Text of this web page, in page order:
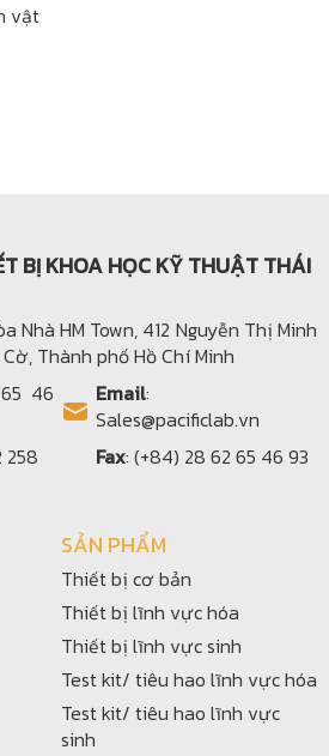
vật
BỊ KHOA HỌC KỸ THUẬT THÁI
Nhà HM Town, 412 Nguyễn Thị Minh
Thành phố Hồ Chí Minh
46
Email:
Sales@pacificlab.vn
Fax: (+84) 28 62 65 46 93
SẢN PHẨM
Thiết bị cơ bản
Thiết bị lĩnh vực hóa
Thiết bị lĩnh vực sinh
Test kit/ tiêu hao lĩnh vực hóa
Test kit/ tiêu hao lĩnh vực
sinh